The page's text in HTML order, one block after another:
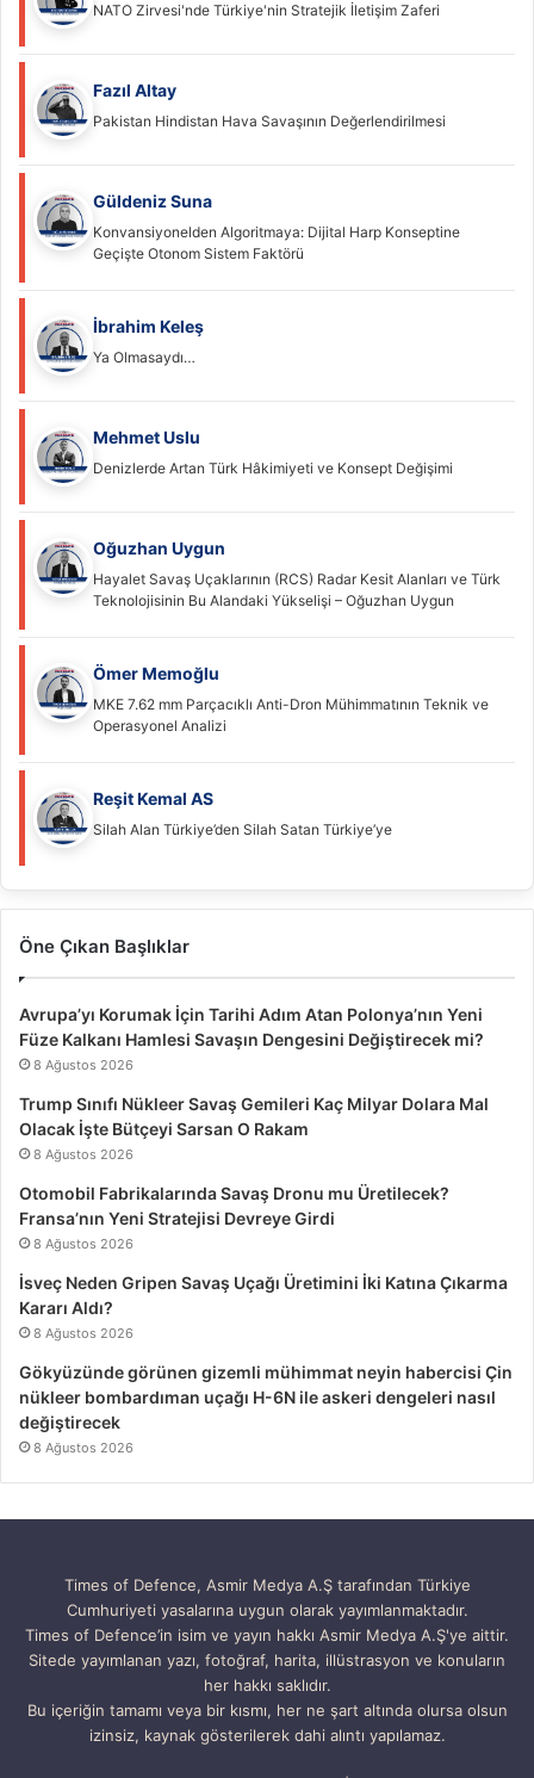
NATO Zirvesi'nde Türkiye'nin Stratejik İletişim Zaferi
Fazıl Altay
Pakistan Hindistan Hava Savaşının Değerlendirilmesi
Güldeniz Suna
Konvansiyonelden Algoritmaya: Dijital Harp Konseptine
Geçişte Otonom Sistem Faktörü
İbrahim Keleş
Ya Olmasaydı…
Mehmet Uslu
Denizlerde Artan Türk Hâkimiyeti ve Konsept Değişimi
Oğuzhan Uygun
Hayalet Savaş Uçaklarının (RCS) Radar Kesit Alanları ve Türk
Teknolojisinin Bu Alandaki Yükselişi – Oğuzhan Uygun
Ömer Memoğlu
MKE 7.62 mm Parçacıklı Anti-Dron Mühimmatının Teknik ve
Operasyonel Analizi
Reşit Kemal AS
Silah Alan Türkiye’den Silah Satan Türkiye’ye
Öne Çıkan Başlıklar
Avrupa’yı Korumak İçin Tarihi Adım Atan Polonya’nın Yeni
Füze Kalkanı Hamlesi Savaşın Dengesini Değiştirecek mi?
8 Ağustos 2026
Trump Sınıfı Nükleer Savaş Gemileri Kaç Milyar Dolara Mal
Olacak İşte Bütçeyi Sarsan O Rakam
8 Ağustos 2026
Otomobil Fabrikalarında Savaş Dronu mu Üretilecek?
Fransa’nın Yeni Stratejisi Devreye Girdi
8 Ağustos 2026
İsveç Neden Gripen Savaş Uçağı Üretimini İki Katına Çıkarma
Kararı Aldı?
8 Ağustos 2026
Gökyüzünde görünen gizemli mühimmat neyin habercisi Çin
nükleer bombardıman uçağı H-6N ile askeri dengeleri nasıl
değiştirecek
8 Ağustos 2026
Times of Defence, Asmir Medya A.Ş tarafından Türkiye
Cumhuriyeti yasalarına uygun olarak yayımlanmaktadır.
Times of Defence’in isim ve yayın hakkı Asmir Medya A.Ş'ye aittir.
Sitede yayımlanan yazı, fotoğraf, harita, illüstrasyon ve konuların
her hakkı saklıdır.
Bu içeriğin tamamı veya bir kısmı, her ne şart altında olursa olsun
izinsiz, kaynak gösterilerek dahi alıntı yapılamaz.